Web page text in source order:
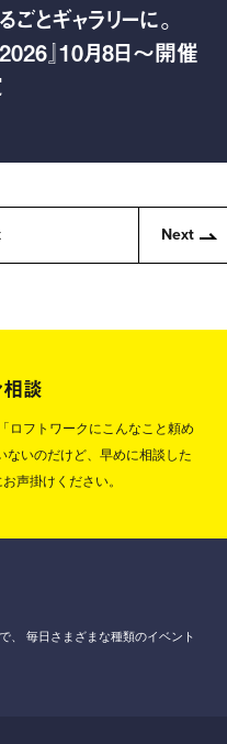
とギャラリーに。
2026』10月8日〜開催
Next
相談
「ロフトワークにこんなこと頼め
ないのだけど、早めに相談した
声掛けください。
、
毎日さまざまな種類のイベント